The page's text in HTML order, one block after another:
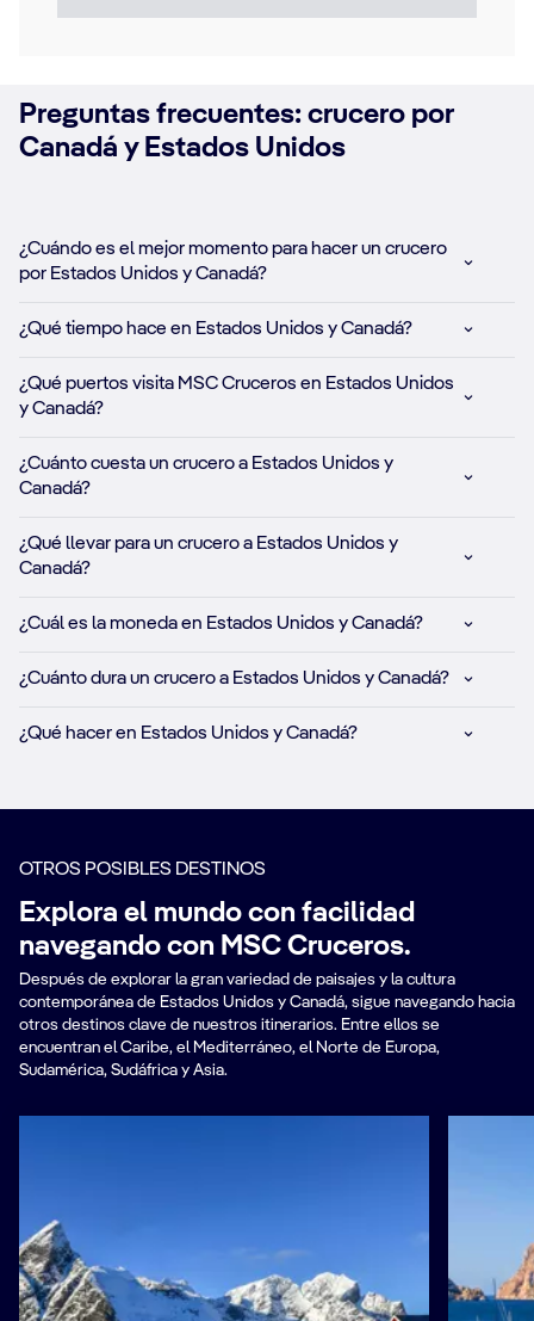
Preguntas frecuentes: crucero por
Canadá y Estados Unidos
¿Cuándo es el mejor momento para hacer un crucero
por Estados Unidos y Canadá?
¿Qué tiempo hace en Estados Unidos y Canadá?
¿Qué puertos visita MSC Cruceros en Estados Unidos
y Canadá?
¿Cuánto cuesta un crucero a Estados Unidos y
Canadá?
¿Qué llevar para un crucero a Estados Unidos y
Canadá?
¿Cuál es la moneda en Estados Unidos y Canadá?
¿Cuánto dura un crucero a Estados Unidos y Canadá?
¿Qué hacer en Estados Unidos y Canadá?
OTROS POSIBLES DESTINOS
Explora el mundo con facilidad
navegando con MSC Cruceros.
Después de explorar la gran variedad de paisajes y la cultura
contemporánea de Estados Unidos y Canadá, sigue navegando hacia
otros destinos clave de nuestros itinerarios. Entre ellos se
encuentran el Caribe, el Mediterráneo, el Norte de Europa,
Sudamérica, Sudáfrica y Asia.